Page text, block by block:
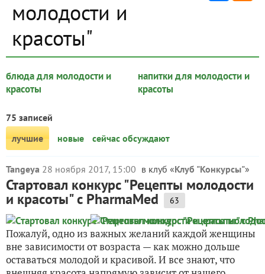
молодости и
красоты"
блюда для молодости и
красоты
напитки для молодости и
красоты
75 записей
лучшие
новые сейчас обсуждают
Tangeya 28 ноября 2017, 15:00 в клуб «Клуб "Конкурсы"»
Стартовал конкурс "Рецепты молодости
и красоты" с PharmaMed 63
Пожалуй, одно из важных желаний каждой женщины
вне зависимости от возраста — как можно дольше
оставаться молодой и красивой. И все знают, что